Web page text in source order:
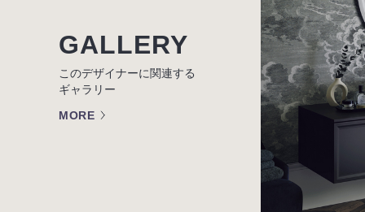
GALLERY
このデザイナーに関連する
ギャラリー
MORE